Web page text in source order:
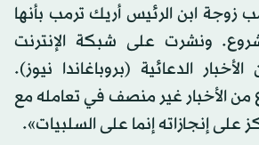
زوجة ابن الرئيس أريك ترمب بأنها
ونشرت على شبكة الإنترنت
الدعائية (بروباغاندا نيوز).
من الأخبار غير منصف في تعامله مع
على إنجازاته إنما على السلبيات».